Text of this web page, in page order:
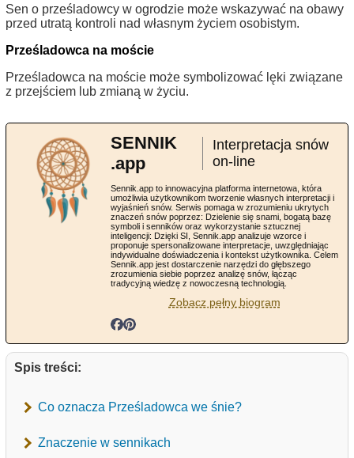
Sen o prześladowcy w ogrodzie może wskazywać na obawy
przed utratą kontroli nad własnym życiem osobistym.
Prześladowca na moście
Prześladowca na moście może symbolizować lęki związane
z przejściem lub zmianą w życiu.
SENNIK
.app
Interpretacja snów
on-line
Sennik.app to innowacyjna platforma internetowa, która
umożliwia użytkownikom tworzenie własnych interpretacji i
wyjaśnień snów. Serwis pomaga w zrozumieniu ukrytych
znaczeń snów poprzez: Dzielenie się snami, bogatą bazę
symboli i senników oraz wykorzystanie sztucznej
inteligencji: Dzięki SI, Sennik.app analizuje wzorce i
proponuje spersonalizowane interpretacje, uwzględniając
indywidualne doświadczenia i kontekst użytkownika. Celem
Sennik.app jest dostarczenie narzędzi do głębszego
zrozumienia siebie poprzez analizę snów, łącząc
tradycyjną wiedzę z nowoczesną technologią.
Zobacz pełny biogram
Spis treści:
Co oznacza Prześladowca we śnie?
Znaczenie w sennikach